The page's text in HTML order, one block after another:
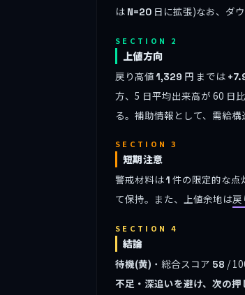
は N=20 日に拡張)なお、ダ
SECTION 2
上値方向
戻り高値1,329 円 までは
方、5 日平均出来高が 60 日比
る。補助情報として、需給
SECTION 3
短期注意
警戒材料は1 件の限定的な点
て保持。また、上値余地は戻
SECTION 4
結論
待機(黄) ・総合スコア 58 /
不足・深追いを避け、次の